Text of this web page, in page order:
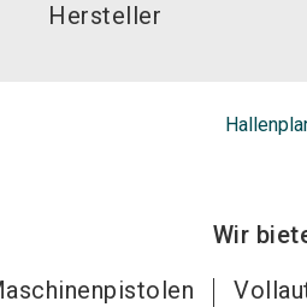
Hersteller
Wir